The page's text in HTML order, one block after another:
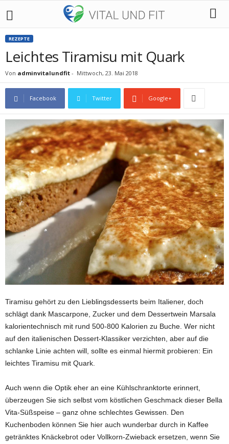
REZEPTE
Leichtes Tiramisu mit Quark
Von adminvitalundfit - Mittwoch, 23. Mai 2018
Facebook Twitter Google+
Tiramisu gehört zu den Lieblingsdesserts beim Italiener, doch
schlägt dank Mascarpone, Zucker und dem Dessertwein Marsala
kalorientechnisch mit rund 500-800 Kalorien zu Buche. Wer nicht
auf den italienischen Dessert-Klassiker verzichten, aber auf die
schlanke Linie achten will, sollte es einmal hiermit probieren: Ein
leichtes Tiramisu mit Quark.
Auch wenn die Optik eher an eine Kühlschranktorte erinnert,
überzeugen Sie sich selbst vom köstlichen Geschmack dieser Bella
Vita-Süßspeise – ganz ohne schlechtes Gewissen. Den
Kuchenboden können Sie hier auch wunderbar durch in Kaffee
getränktes Knäckebrot oder Vollkorn-Zwieback ersetzen, wenn Sie